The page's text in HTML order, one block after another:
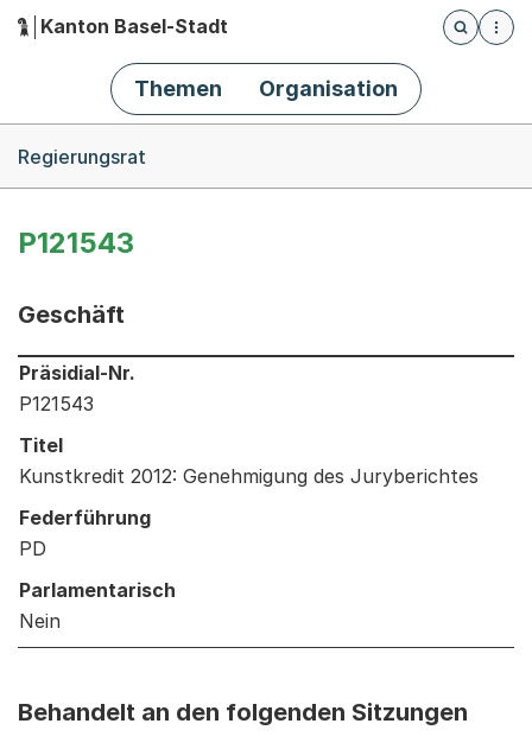
Hauptnavigation
Kanton Basel-Stadt
Öffnet
Themen Organisation
Regierungsrat
P121543
Geschäft
Informationen zum Ausgewählten Geschäft
Präsidial-Nr.
P121543
Titel
Kunstkredit 2012: Genehmigung des Juryberichtes
Federführung
PD
Parlamentarisch
Nein
Behandelt an den folgenden Sitzungen